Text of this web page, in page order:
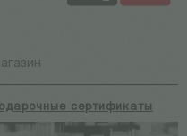
сертификаты